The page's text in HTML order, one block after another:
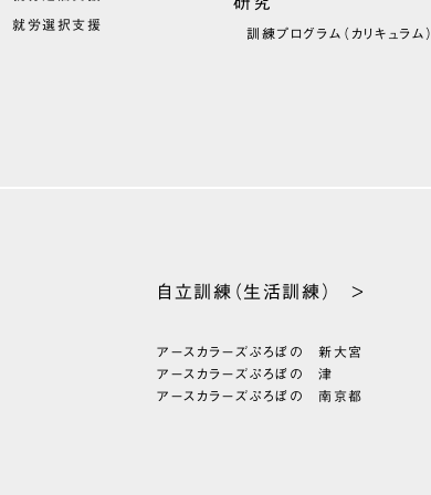
就労選択支援
訓練プログラム （カリキュラム）
自立訓練 （生活訓練） >
アースカラーズぷろぼの 新大宮
アースカラーズぷろぼの 津
アースカラーズぷろぼの 南京都